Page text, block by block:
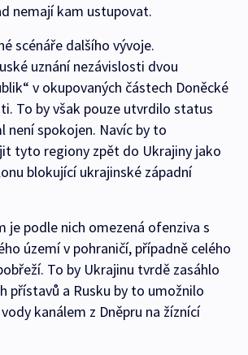
nemají kam ustupovat.
scénáře dalšího vývoje.
uznání nezávislosti dvou
v okupovaných částech Doněcké
To by však pouze utvrdilo status
není spokojen. Navíc by to
tyto regiony zpět do Ukrajiny jako
blokující ukrajinské západní
je podle nich omezená ofenziva s
území v pohraničí, případně celého
To by Ukrajinu tvrdě zasáhlo
přístavů a Rusku by to umožnilo
kanálem z Dněpru na žíznící